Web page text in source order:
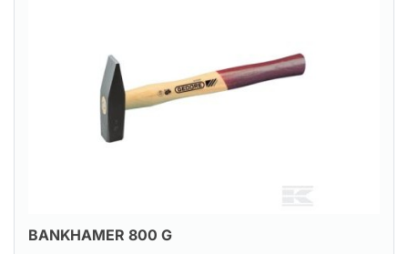
BANKHAMER 800 G